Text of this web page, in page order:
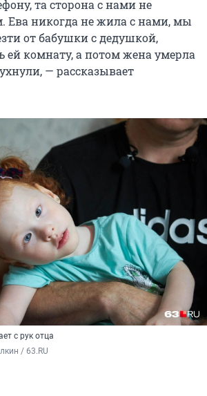
та сторона с нами не
Ева никогда не жила с нами, мы
от бабушки с дедушкой,
ей комнату, а потом жена умерла
— рассказывает
с рук отца
/ 63.RU